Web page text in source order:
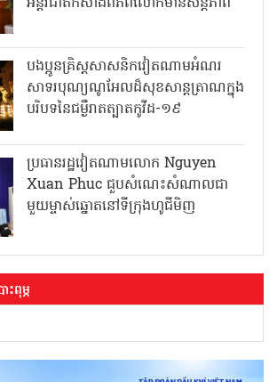
បងប្អូនគ្រិស្តសាសនិកវៀតណាមអំណរ
សាទរបុណ្យណូអែលដ៏សុខសាន្តត្រាណក្នុង
បរិបទនៃជម្ងឺរាតត្បាតកូវីដ-១៩
ប្រធានរដ្ឋវៀតណាមលោក Nguyen
Xuan Phuc ជួបសំណេះសំណាលជា
មួយម្ចាស់ឆ្នោតនៅទីក្រុងហូជីមិញ
ះពុម្ភ